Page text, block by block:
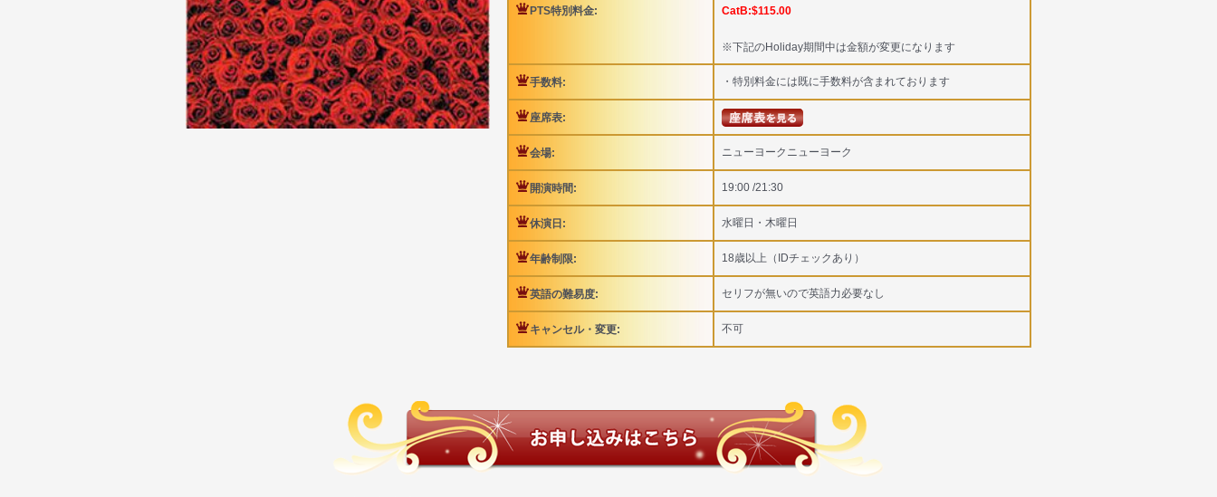
PTS特別料金:
CatB:$115.00
※下記のHoliday期間中は金額が変更になります
手数料: ・特別料金には既に手数料が含まれております
座席表:
会場: ニューヨークニューヨーク
開演時間: 19:00 /21:30
休演日: 水曜日・木曜日
年齢制限: 18歳以上（IDチェックあり）
英語の難易度: セリフが無いので英語力必要なし
キャンセル・変更: 不可